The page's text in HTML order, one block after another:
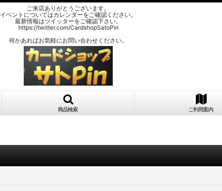
ご来店ありがとうございます。
イベントについてはカレンダーをご確認ください。
最新情報はツイッターをご確認下さい。
https://twitter.com/CardshopSatoPin
何かあればお気軽にお問い合わせください。
商品検索 ご利用案内